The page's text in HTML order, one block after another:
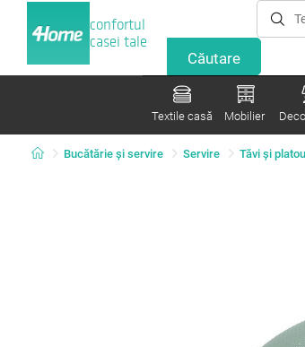
confortul
casei tale
Textile casă Mobilier
Bucătărie și servire Servire Tăvi şi